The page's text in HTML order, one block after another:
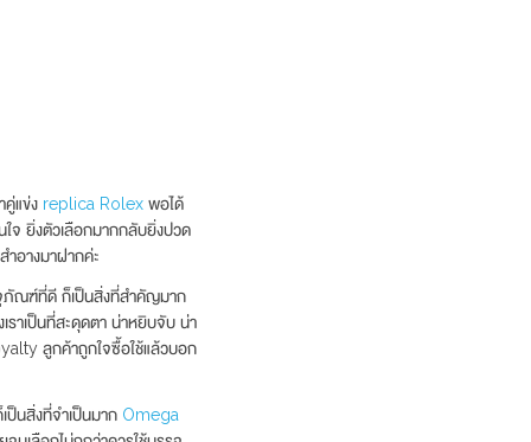
คู่แข่ง replica Rolex พอได้
ใจ ยิ่งตัวเลือกมากกลับยิ่งปวด
ำอางมาฝากค่ะ
ภัณฑ์ที่ดี ก็เป็นสิ่งที่สำคัญมาก
เราเป็นที่สะดุดตา น่าหยิบจับ น่า
ลูกค้าถูกใจซื้อใช้แล้วบอก
ป็นสิ่งที่จำเป็นมาก Omega